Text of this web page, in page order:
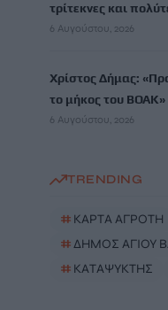
τρίτεκνες και
6 Αυγούστου, 2026
Χρίστος Δήμας:
το μήκος του ΒΟΑΚ»
6 Αυγούστου, 2026
TRENDING
# ΚΑΡΤΑ ΑΓΡΟΤΗ
#ΔΗΜΟΣ ΑΓΙΟΥ
# ΚΑΤΑΨΥΚΤΗΣ